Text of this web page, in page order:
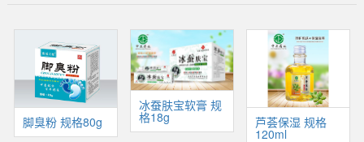
脚臭粉 规格80g
冰蚕肤宝软膏 规
格18g 芦荟保湿 规格
120ml